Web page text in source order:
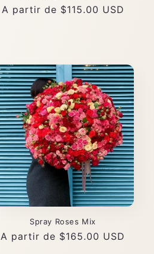
Precio
A partir de $115.00 USD
Spray Roses Mix
Precio
A partir de $165.00 USD